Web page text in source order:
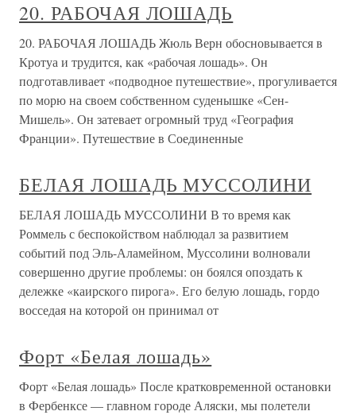
20. РАБОЧАЯ ЛОШАДЬ
20. РАБОЧАЯ ЛОШАДЬ Жюль Верн обосновывается в
Кротуа и трудится, как «рабочая лошадь». Он
подготавливает «подводное путешествие», прогуливается
по морю на своем собственном суденышке «Сен-
Мишель». Он затевает огромный труд «География
Франции». Путешествие в Соединенные
БЕЛАЯ ЛОШАДЬ МУССОЛИНИ
БЕЛАЯ ЛОШАДЬ МУССОЛИНИ В то время как
Роммель с беспокойством наблюдал за развитием
событий под Эль-Аламейном, Муссолини волновали
совершенно другие проблемы: он боялся опоздать к
дележке «каирского пирога». Его белую лошадь, гордо
восседая на которой он принимал от
Форт «Белая лошадь»
Форт «Белая лошадь» После кратковременной остановки
в Фербенксе — главном городе Аляски, мы полетели